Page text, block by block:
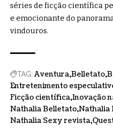
séries de ficção científica
e emocionante do
vindouros.
TAG: Aventura Belletato
Entretenimento
Ficção científica Inovação
Nathalia Belletato Nathalia
Nathalia Sexy revista